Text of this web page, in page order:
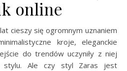
online
cieszy się ogromnym uznaniem
kroje, eleganckie
do trendów uczyniły z niej
stylu. Ale czy styl Zaras jest